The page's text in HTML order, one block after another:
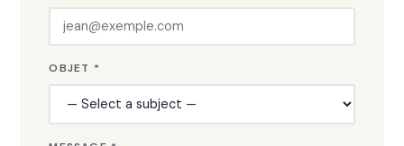
OBJET *